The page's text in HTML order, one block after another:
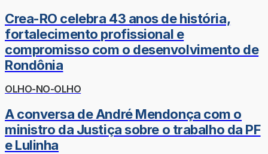
Crea-RO celebra 43 anos de história,
fortalecimento profissional e
compromisso com o desenvolvimento de
Rondônia
OLHO-NO-OLHO
A conversa de André Mendonça com o
ministro da Justiça sobre o trabalho da PF
e Lulinha